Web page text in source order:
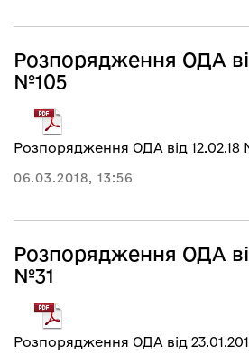
Розпорядження ОДА
№105
Розпорядження ОДА від 12.02.18
06.03.2018, 13:56
Розпорядження ОДА
№31
Розпорядження ОДА від